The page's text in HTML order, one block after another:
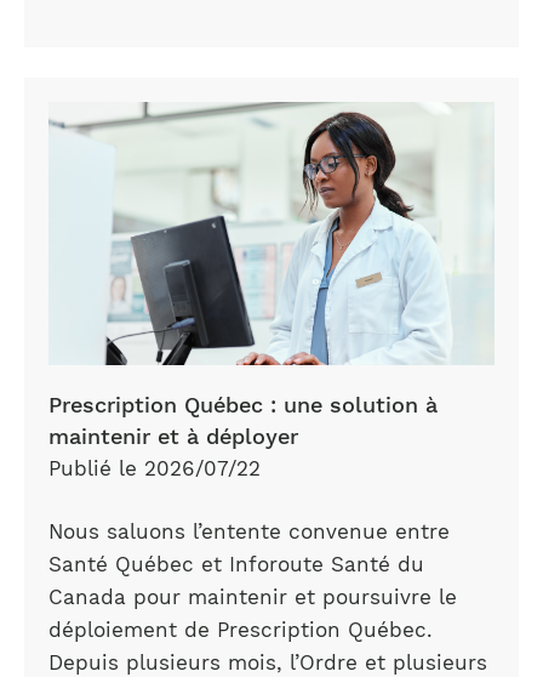
Prescription Québec : une solution à
maintenir et à déployer
Publié le 2026/07/22
Nous saluons l’entente convenue entre
Santé Québec et Inforoute Santé du
Canada pour maintenir et poursuivre le
déploiement de Prescription Québec.
Depuis plusieurs mois, l’Ordre et plusieurs